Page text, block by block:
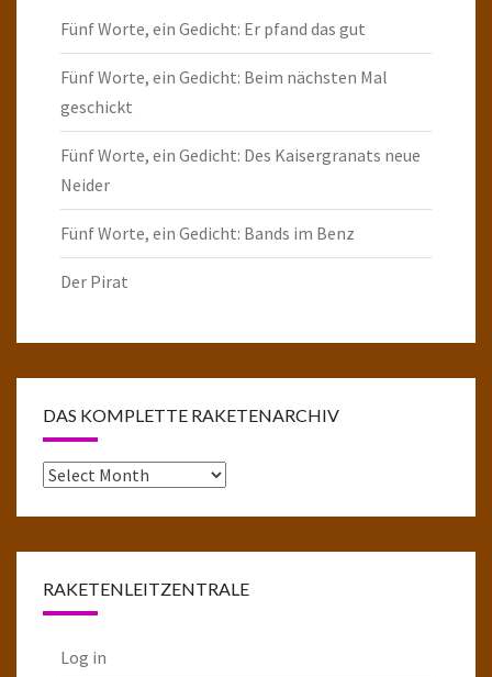
Fünf Worte, ein Gedicht: Er pfand das gut
Fünf Worte, ein Gedicht: Beim nächsten Mal
geschickt
Fünf Worte, ein Gedicht: Des Kaisergranats neue
Neider
Fünf Worte, ein Gedicht: Bands im Benz
Der Pirat
DAS KOMPLETTE RAKETENARCHIV
Das
RAKETENLEITZENTRALE
Log in